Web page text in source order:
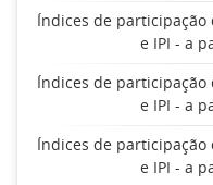
Índices de participação
e IPI - a
Índices de participação
e IPI - a
Índices de participação
e IPI - a